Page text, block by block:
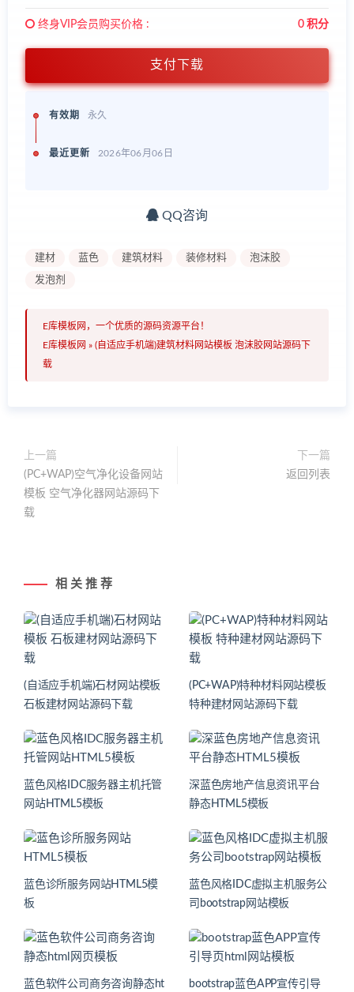
终身VIP会员购买价格 : 0 积分
支付下载
有效期 永久
最近更新 2026年06月06日
QQ咨询
建材 蓝色 建筑材料 装修材料 泡沫胶
发泡剂
E库模板网，一个优质的源码资源平台！
E库模板网 » (自适应手机端)建筑材料网站模板 泡沫胶网站源码下
载
上一篇
(PC+WAP)空气净化设备网站
模板 空气净化器网站源码下
载
下一篇
返回列表
相 关 推 荐
(自适应手机端)石材网站模板
石板建材网站源码下载
(PC+WAP)特种材料网站模板
特种建材网站源码下载
蓝色风格IDC服务器主机托管
网站HTML5模板
深蓝色房地产信息资讯平台
静态HTML5模板
蓝色诊所服务网站HTML5模
板
蓝色风格IDC虚拟主机服务公
司bootstrap网站模板
蓝色软件公司商务咨询静态ht
bootstrap蓝色APP宣传引导